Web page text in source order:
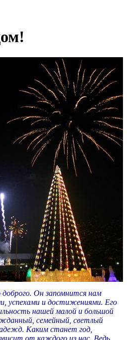
доброго. Он запомнится нам
успехами и достижениями. Его
нашей малой и большой
семейный, светлый
Каким станет год,
от каждого из нас. Ведь